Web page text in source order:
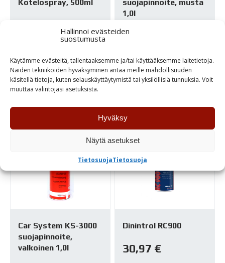
Hallinnoi evästeiden
suostumusta
Käytämme evästeitä, tallentaaksemme ja/tai käyttääksemme laitetietoja.
Näiden tekniikoiden hyväksyminen antaa meille mahdollisuuden
käsitellä tietoja, kuten selauskäyttäytymistä tai yksilöllisiä tunnuksia. Voit
muuttaa valintojasi asetuksista.
Hyväksy
Näytä asetukset
TietosuojaTietosuoja
Kotelospray, 500ml
TUTUSTU
suojapinnoite, musta
1,0l
21,75
Varastossa
Car System KS-3000
suojapinnoite,
valkoinen 1,0l
Dinintrol RC900
30,97 €